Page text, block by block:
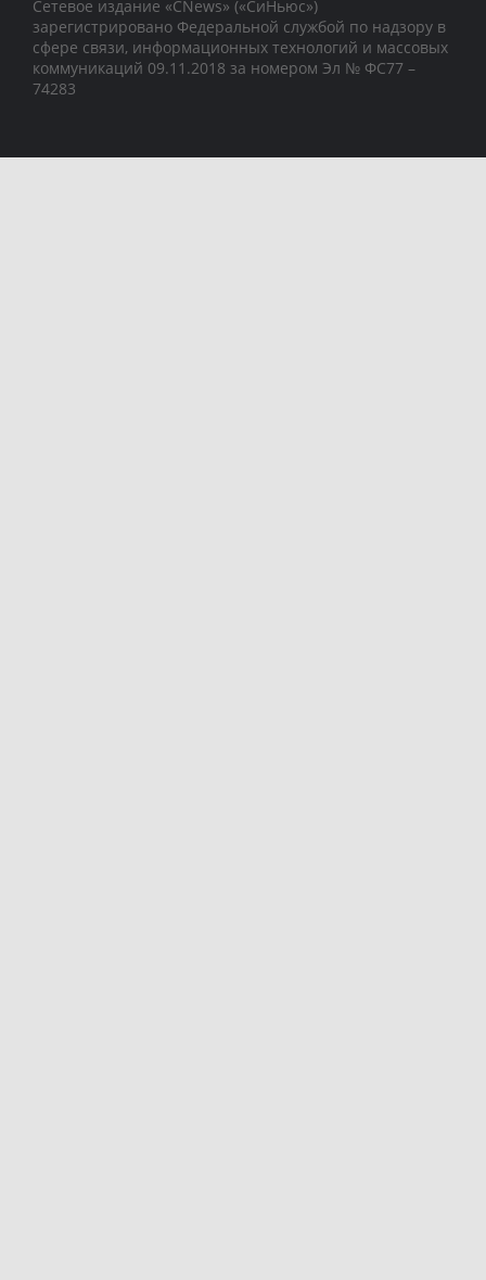
Сетевое издание «CNews» («СиНьюс»)
зарегистрировано Федеральной службой по надзору в
сфере связи, информационных технологий и массовых
коммуникаций 09.11.2018 за номером Эл № ФС77 –
74283